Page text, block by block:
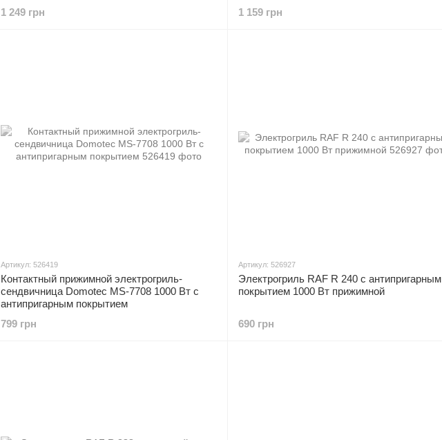
1 249 грн 1 159 грн
Артикул: 526419
Контактный прижимной электрогриль-
сендвичница Domotec MS-7708 1000 Вт с
антипригарным покрытием
799 грн
Артикул: 526927
Электрогриль RAF R 240 с антипригарным
покрытием 1000 Вт прижимной
690 грн